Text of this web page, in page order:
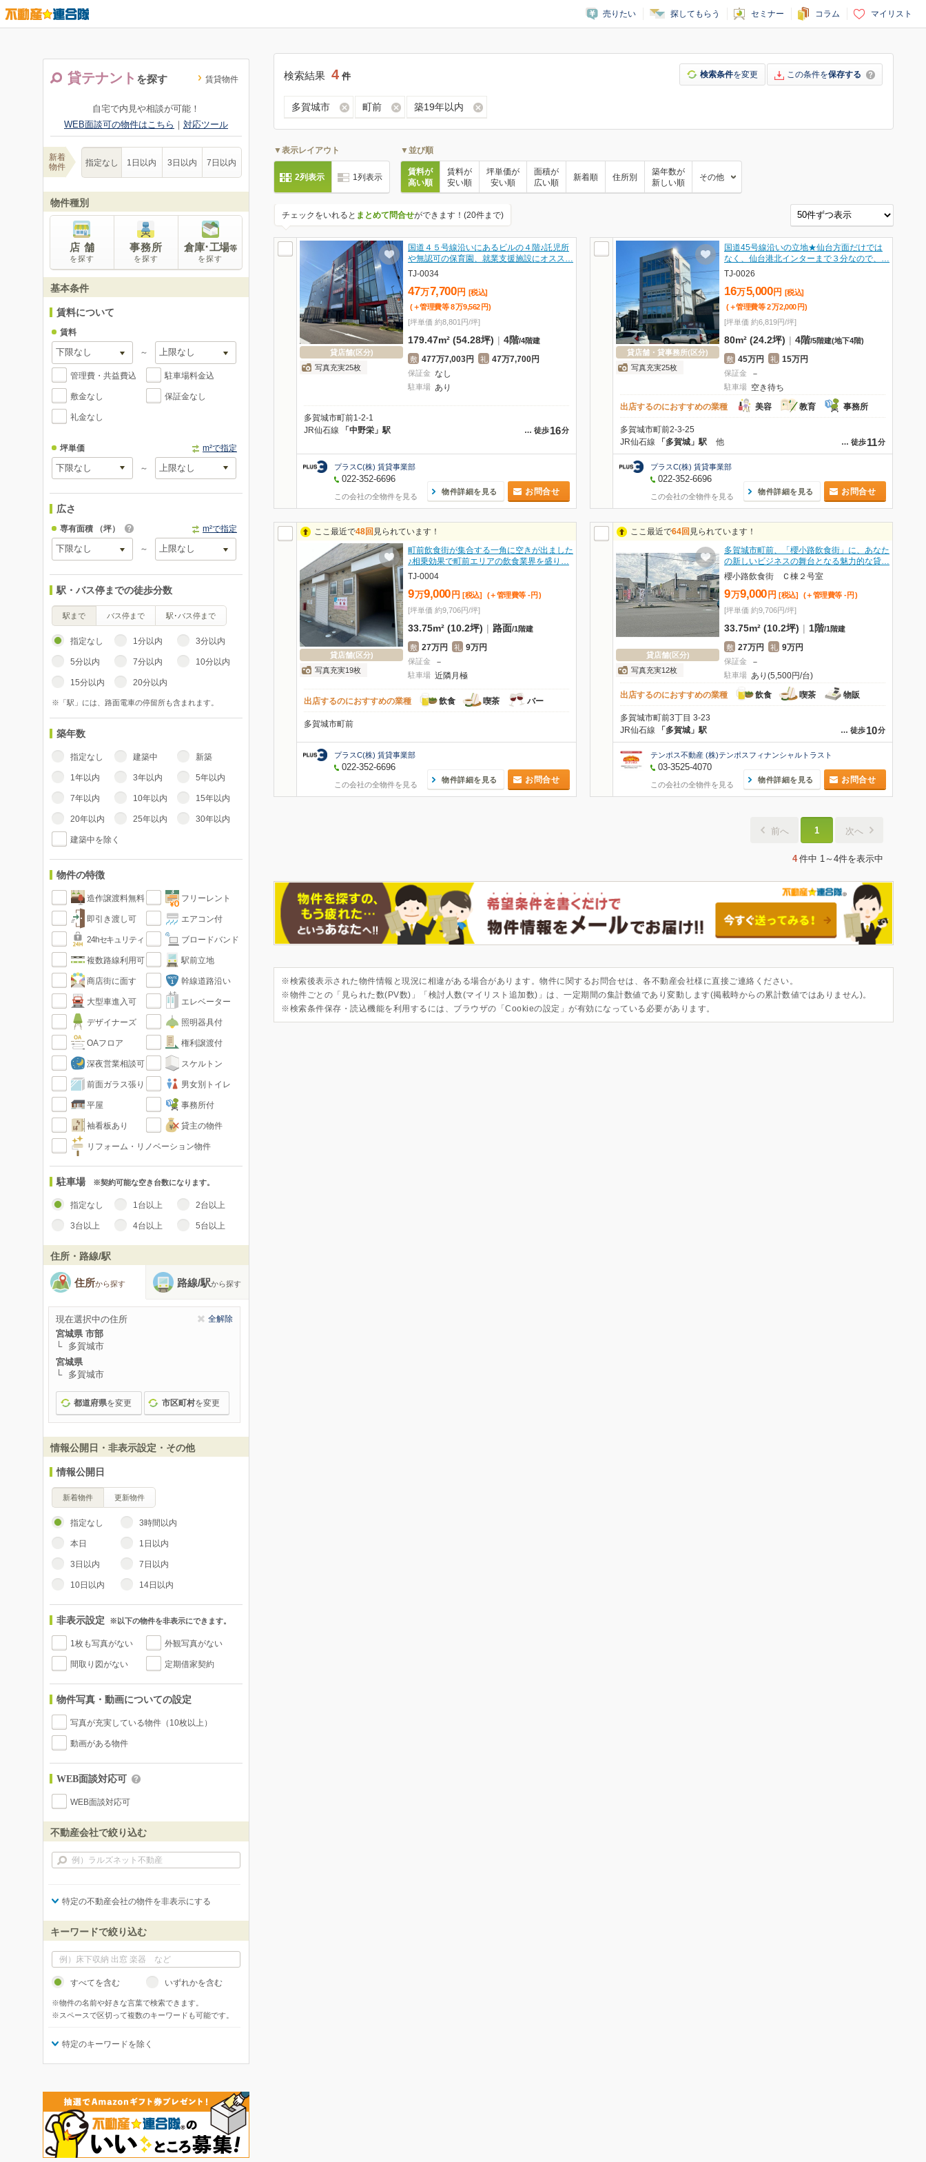
売りたい 探してもらう セミナー コラム マイリスト
貸テナント を探す 賃貸物件
自宅で内見や相談が可能！
WEB面談可の物件はこちら ｜ 対応ツール
新着
物件
指定なし 1日以内 3日以内 7日以内
物件種別
店 舗
を探す
事務所
を探す
倉庫･工場等
を探す
基本条件
賃料について
賃料
～
管理費・共益費込 駐車場料金込
敷金なし 保証金なし
礼金なし
坪単価 m²で指定
～
広さ
専有面積 （坪） m²で指定
～
駅・バス停までの徒歩分数
駅まで バス停まで 駅･バス停まで
指定なし 1分以内 3分以内
5分以内 7分以内 10分以内
15分以内 20分以内
※「駅」には、路面電車の停留所も含まれます。
築年数
指定なし 建築中 新築
1年以内 3年以内 5年以内
7年以内 10年以内 15年以内
20年以内 25年以内 30年以内
建築中を除く
物件の特徴
造作譲渡料無料 フリーレント
即引き渡し可 エアコン付
24hセキュリティ ブロードバンド
複数路線利用可 駅前立地
商店街に面す 幹線道路沿い
大型車進入可 エレベーター
デザイナーズ 照明器具付
OAフロア 権利譲渡付
深夜営業相談可 スケルトン
前面ガラス張り 男女別トイレ
平屋 事務所付
袖看板あり 貸主の物件
リフォーム・リノベーション物件
駐車場 ※契約可能な空き台数になります。
指定なし 1台以上 2台以上
3台以上 4台以上 5台以上
住所・路線/駅
住所から探す 路線/駅から探す
現在選択中の住所 全解除
宮城県 市部
多賀城市
宮城県
多賀城市
都道府県を変更 市区町村を変更
情報公開日・非表示設定・その他
情報公開日
新着物件 更新物件
指定なし 3時間以内
本日 1日以内
3日以内 7日以内
10日以内 14日以内
非表示設定 ※以下の物件を非表示にできます。
1枚も写真がない 外観写真がない
間取り図がない 定期借家契約
物件写真・動画についての設定
写真が充実している物件（10枚以上）
動画がある物件
WEB面談対応可
WEB面談対応可
不動産会社で絞り込む
特定の不動産会社の物件を非表示にする
キーワードで絞り込む
すべてを含む いずれかを含む
※物件の名前や好きな言葉で検索できます。
※スペースで区切って複数のキーワードも可能です。
特定のキーワードを除く
検索結果 4 件 検索条件を変更 この条件を保存する
多賀城市 町前 築19年以内
▼表示レイアウト
2列表示 1列表示
▼並び順
賃料が
高い順
賃料が
安い順
坪単価が
安い順
面積が
広い順
新着順 住所別
築年数が
新しい順
その他
チェックをいれると まとめて問合せができます！(20件まで)
貸店舗(区分)
写真充実25枚
国道４５号線沿いにあるビルの４階♪託児所
や無認可の保育園、就業支援施設にオスス…
TJ-0034
47万7,700 円
[税込]
(＋管理費等 8万9,562 円)
[坪単価 約8,801円/坪]
179.47m² (54.28坪) | 4階/4階建
敷 477万7,003円 礼 47万7,700円
保証金 なし
駐車場 あり
多賀城市町前1-2-1
… 徒歩16分
JR仙石線 「中野栄」駅
プラスC(株) 賃貸事業部
022-352-6696
この会社の全物件を見る
物件詳細を見る お問合せ
貸店舗・貸事務所(区分)
写真充実25枚
国道45号線沿いの立地★仙台方面だけでは
なく、仙台港北インターまで３分なので、…
TJ-0026
16万5,000 円
[税込]
(＋管理費等 2万2,000 円)
[坪単価 約6,819円/坪]
80m² (24.2坪) | 4階/5階建(地下4階)
敷 45万円 礼 15万円
保証金 －
駐車場 空き待ち
出店するのにおすすめの業種
美容 教育 事務所
多賀城市町前2-3-25
… 徒歩11分
JR仙石線 「多賀城」駅 他
プラスC(株) 賃貸事業部
022-352-6696
この会社の全物件を見る
物件詳細を見る お問合せ
ここ最近で48回 見られています！
貸店舗(区分)
写真充実19枚
町前飲食街が集合する一角に空きが出ました
♪相乗効果で町前エリアの飲食業界を盛り…
TJ-0004
9万9,000 円 [税込] (＋管理費等 - 円 )
[坪単価 約9,706円/坪]
33.75m² (10.2坪) | 路面/1階建
敷 27万円 礼 9万円
保証金 －
駐車場 近隣月極
出店するのにおすすめの業種 飲食 喫茶 バー
多賀城市町前
プラスC(株) 賃貸事業部
022-352-6696
この会社の全物件を見る
物件詳細を見る お問合せ
ここ最近で64回 見られています！
貸店舗(区分)
写真充実12枚
多賀城市町前、「櫻小路飲食街」に、あなた
の新しいビジネスの舞台となる魅力的な貸…
櫻小路飲食街 Ｃ棟２号室
9万9,000 円 [税込] (＋管理費等 - 円 )
[坪単価 約9,706円/坪]
33.75m² (10.2坪) | 1階/1階建
敷 27万円 礼 9万円
保証金 －
駐車場 あり(5,500円/台)
出店するのにおすすめの業種
飲食 喫茶 物販
多賀城市町前3丁目 3-23
… 徒歩10分
JR仙石線 「多賀城」駅
テンポス不動産 (株)テンポスフィナンシャルトラスト
03-3525-4070
この会社の全物件を見る
物件詳細を見る お問合せ
前へ 1 次へ
4 件中 1～4件を表示中
※検索後表示された物件情報と現況に相違がある場合があります。物件に関するお問合せは、各不動産会社様に直接ご連絡ください。
※物件ごとの「見られた数(PV数)」「検討人数(マイリスト追加数)」は、一定期間の集計数値であり変動します(掲載時からの累計数値ではありません)。
※検索条件保存・読込機能を利用するには、ブラウザの「Cookieの設定」が有効になっている必要があります。